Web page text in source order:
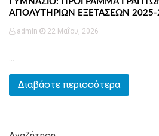
ΑΠΟΛΥΤΗΡΙΩΝ ΕΞΕΤΑΣΕΩΝ 2025-
admin 22 Μαΐου, 2026
...
Διαβάστε περισσότερα